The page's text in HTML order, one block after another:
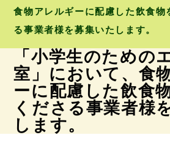
食物アレルギーに配慮した飲食物
る事業者様を募集いたします。
「小学生のための
室」において、食
ーに配慮した飲食
くださる事業者様
します。